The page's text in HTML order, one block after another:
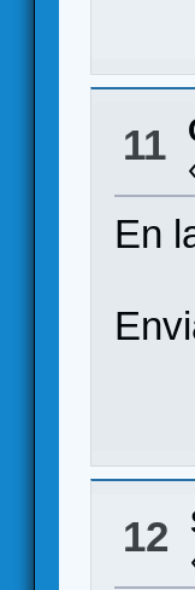
11
En
12